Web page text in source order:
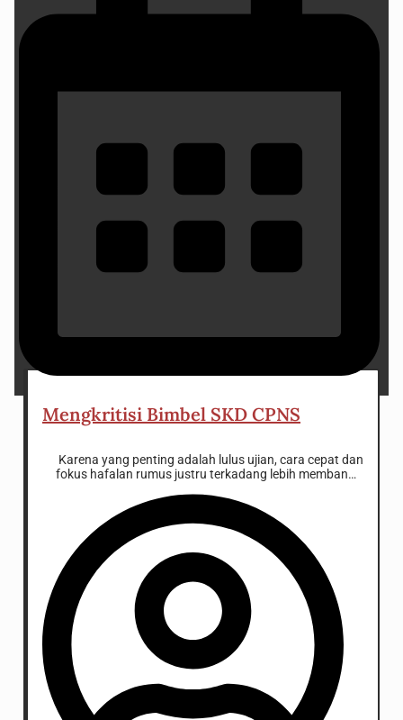
Mengkritisi Bimbel SKD CPNS
Karena yang penting adalah lulus ujian, cara cepat dan
fokus hafalan rumus justru terkadang lebih membantu.
dimaklumi ada pada tentor dan bimbel. Mereka boleh saja
mengajarkan cara pragmatis, tetapi bukan berarti
mengesampingkan soal konsep.